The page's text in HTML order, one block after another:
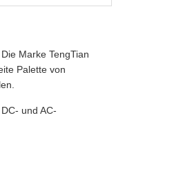
Marke TengTian
Palette von
und AC-